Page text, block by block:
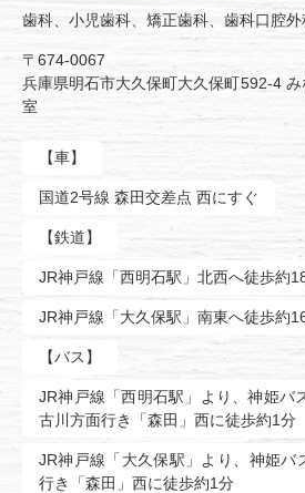
歯科、小児歯科、矯正歯科、歯科口腔外
〒674-0067
兵庫県明石市大久保町大久保町592-4
室
【車】
国道2号線 森田交差点 西にすぐ
【鉄道】
JR神戸線「西明石駅」北西へ徒歩約
JR神戸線「大久保駅」南東へ徒歩約
【バス】
JR神戸線「西明石駅」より、神姫
古川方面行き「森田」西に徒歩約1分
JR神戸線「大久保駅」より、神姫
行き「森田」西に徒歩約1分